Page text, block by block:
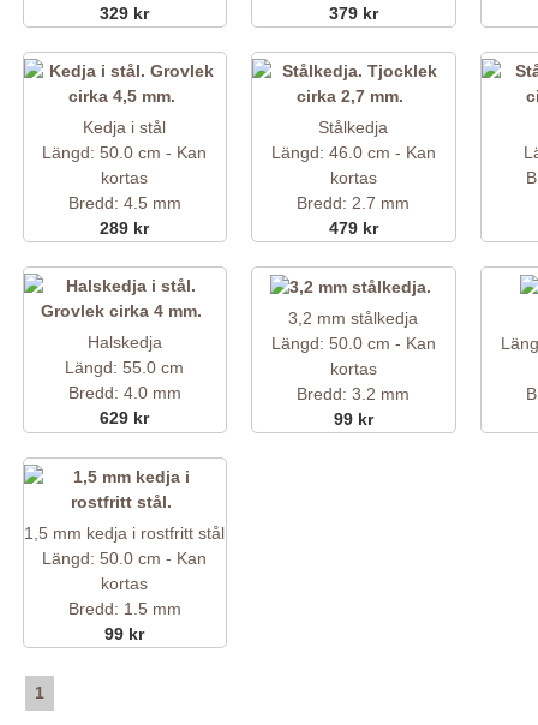
329 kr
379 kr
Kedja i stål
Längd: 50.0 cm - Kan
kortas
Bredd: 4.5 mm
289 kr
Stålkedja
Längd: 46.0 cm - Kan
kortas
Bredd: 2.7 mm
479 kr
Halskedja
Längd: 55.0 cm
Bredd: 4.0 mm
629 kr
3,2 mm stålkedja
Längd: 50.0 cm - Kan
kortas
Bredd: 3.2 mm
99 kr
1,5 mm kedja i rostfritt stål
Längd: 50.0 cm - Kan
kortas
Bredd: 1.5 mm
99 kr
1